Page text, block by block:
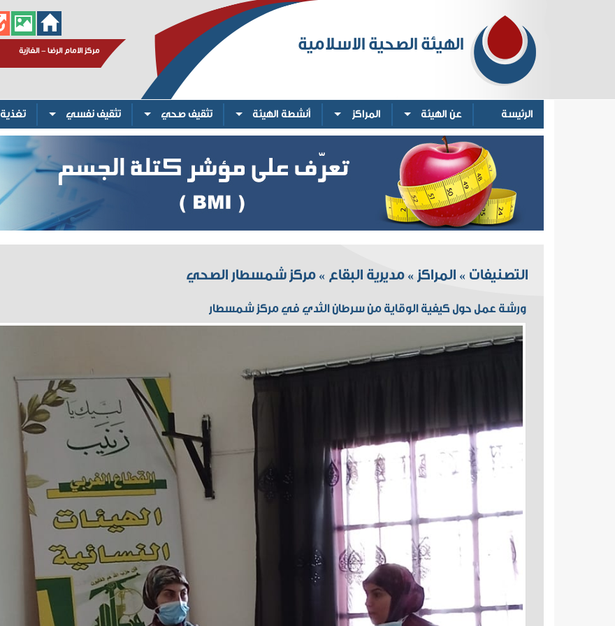
الهيئة الصحية الاسلامية مركز الامام الرضا - الغازية
الرئيسة عن الهيئة المراكز أنشطة الهيئة تثقيف صحي تثقيف نفسي تغذية
التصنيفات » المراكز » مديرية البقاع » مركز شمسطار الصحي
ورشة عمل حول كيفية الوقاية من سرطان الثدي في مركز شمسطار